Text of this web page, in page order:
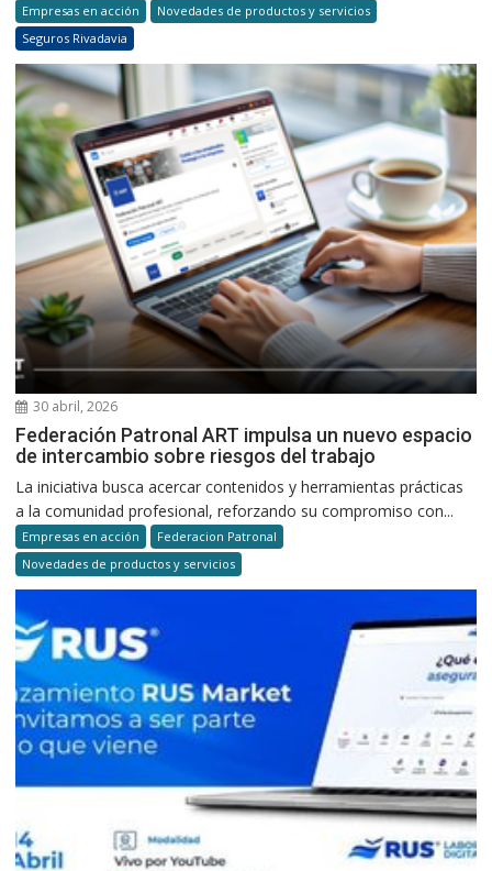
Empresas en acción
Novedades de productos y servicios
Seguros Rivadavia
30 abril, 2026
Federación Patronal ART impulsa un nuevo espacio
de intercambio sobre riesgos del trabajo
La iniciativa busca acercar contenidos y herramientas prácticas
a la comunidad profesional, reforzando su compromiso con...
Empresas en acción
Federacion Patronal
Novedades de productos y servicios